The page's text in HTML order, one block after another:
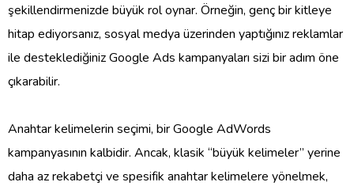
şekillendirmenizde büyük rol oynar. Örneğin, genç bir kitleye
hitap ediyorsanız, sosyal medya üzerinden yaptığınız reklamlar
ile desteklediğiniz Google Ads kampanyaları sizi bir adım öne
çıkarabilir.
Anahtar kelimelerin seçimi, bir Google AdWords
kampanyasının kalbidir. Ancak, klasik “büyük kelimeler” yerine
daha az rekabetçi ve spesifik anahtar kelimelere yönelmek,